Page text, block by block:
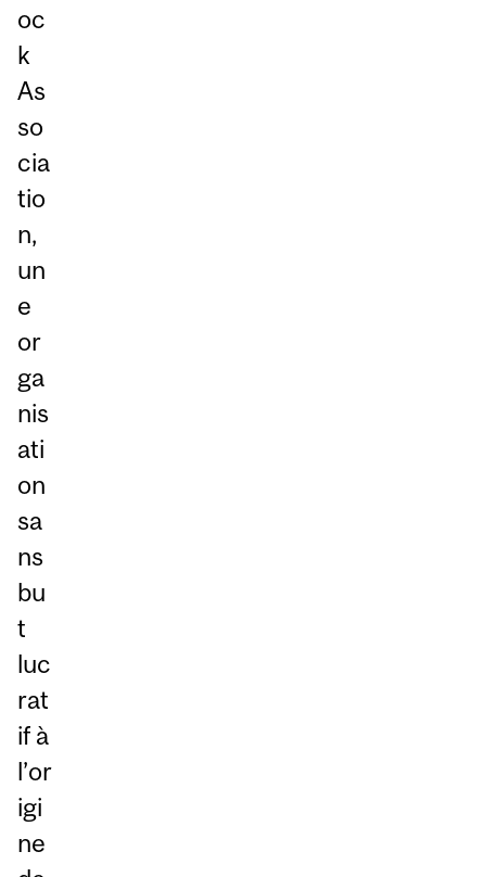
oc
k
As
so
cia
tio
n,
un
e
or
ga
nis
ati
on
sa
ns
bu
t
luc
rat
if à
l’or
igi
ne